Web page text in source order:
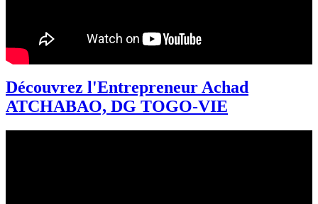
Découvrez l'Entrepreneur Achad
ATCHABAO, DG TOGO-VIE